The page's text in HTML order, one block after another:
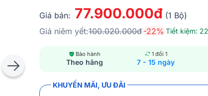
Giá bán: 77.900.000đ (1 Bộ)
Giá niêm yết:100.020.000đ -22% Tiết kiệm:
Bảo hành
Theo hãng
1 đổi 1
7 - 15 ngày
KHUYẾN MÃI, ƯU ĐÃI